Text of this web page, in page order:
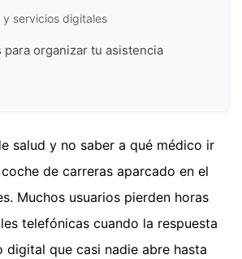
y servicios digitales
para organizar tu asistencia
salud y no saber a qué médico ir
de carreras aparcado en el
Muchos usuarios pierden horas
telefónicas cuando la respuesta
digital que casi nadie abre hasta